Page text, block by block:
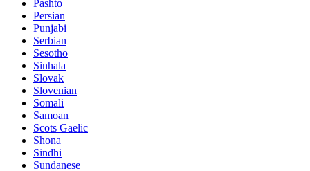
Pashto
Persian
Punjabi
Serbian
Sesotho
Sinhala
Slovak
Slovenian
Somali
Samoan
Scots Gaelic
Shona
Sindhi
Sundanese